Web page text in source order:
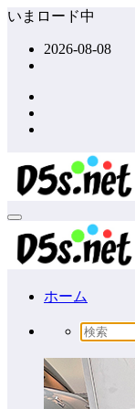
コ
ッ
プ
いまロード中
2026-08-08
ホーム